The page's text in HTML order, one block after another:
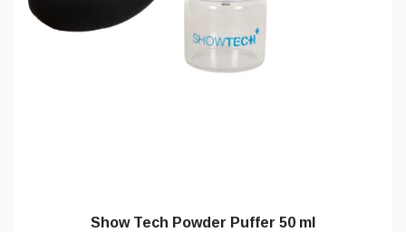
Show Tech Powder Puffer 50 ml